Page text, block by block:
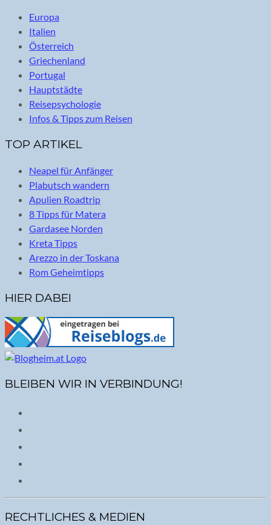
Europa
Italien
Österreich
Griechenland
Portugal
Hauptstädte
Reisepsychologie
Infos & Tipps zum Reisen
TOP ARTIKEL
Neapel für Anfänger
Plabutsch wandern
Apulien Roadtrip
8 Tipps für Matera
Gardasee Norden
Kreta Tipps
Arezzo in der Toskana
Rom Geheimtipps
HIER DABEI
BLEIBEN WIR IN VERBINDUNG!
RECHTLICHES & MEDIEN